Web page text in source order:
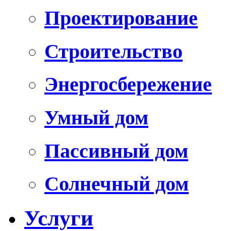
Проектирование
Строительство
Энергосбережение
Умный дом
Пассивный дом
Солнечный дом
Услуги